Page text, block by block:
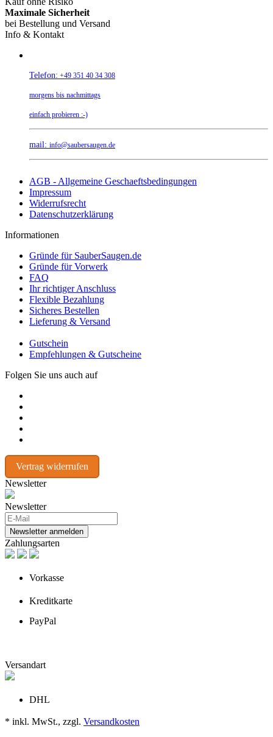
Maximale Sicherheit
bei Bestellung und Versand
Info & Kontakt
Telefon: +49 351 40 34 308
morgens bis nachmittags
einfach probieren :-)
mail: info@saubersaugen.de
AGB - Allgemeine Geschaeftsbedingungen
Impressum
Widerrufsrecht
Datenschutzerklärung
Informationen
Gründe für SauberSaugen.de
Gründe für Vorwerk
FAQ
Ihr richtiger Anschluss
Flexible Bezahlung
Sicheres Bestellen
Lieferung & Versand
Gutschein
Empfehlungen & Gutscheine
Folgen Sie uns auch auf
Vertrag widerrufen
Newsletter
Newsletter
Newsletter anmelden
Zahlungsarten
Vorkasse
Kreditkarte
PayPal
Versandart
DHL
* inkl. MwSt., zzgl. Versandkosten